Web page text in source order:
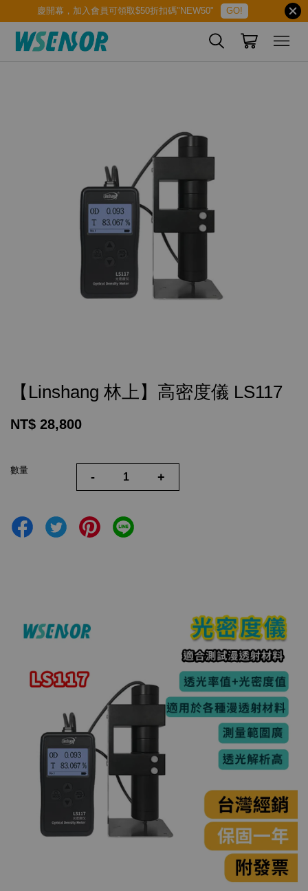
慶開幕，加入會員可領取$50折扣碼"NEW50" GO!
【Linshang 林上】高密度儀 LS117
NT$ 28,800
數量
- +